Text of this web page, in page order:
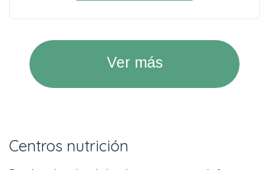
Ver más
Centros nutrición